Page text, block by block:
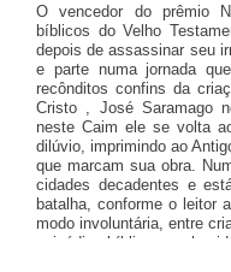
O vencedor do prêmio
bíblicos do Velho
depois de assassinar seu
e parte numa jornada
recônditos confins da
Cristo , José Saramago
neste Caim ele se volta
dilúvio, imprimindo ao
que marcam sua obra.
cidades decadentes e
batalha, conforme o leitor
modo involuntária, entre
episódios bíblicos
diferente. Para